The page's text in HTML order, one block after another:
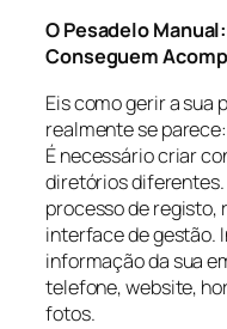
O Pesadelo
Conseguem
Eis como gerir a sua
realmente se parece:
É necessário criar
diretórios diferentes.
processo de registo,
interface de gestão.
informação da sua
telefone, website,
fotos.